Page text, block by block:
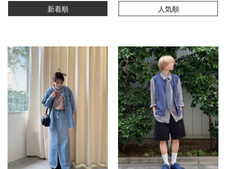
新着順 人気順